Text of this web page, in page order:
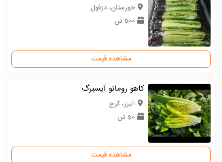
خوزستان، دزفول
500 تن
مشاهده قیمت
کاهو رومانو آیسبرگ
البرز، کرج
50 تن
مشاهده قیمت